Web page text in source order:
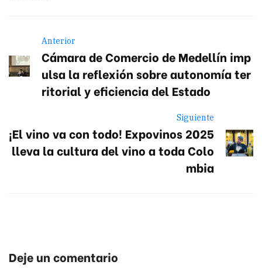
Anterior
Cámara de Comercio de Medellín imp
ulsa la reflexión sobre autonomía ter
ritorial y eficiencia del Estado
Siguiente
¡El vino va con todo! Expovinos 2025
lleva la cultura del vino a toda Colo
mbia